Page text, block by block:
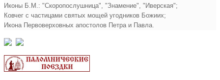
Иконы Б.М.: "Скоропослушница", "Знамение", "Иверская";
Ковчег с частицами святых мощей угодников Божиих;
Икона Первоверховных апостолов Петра и Павла.